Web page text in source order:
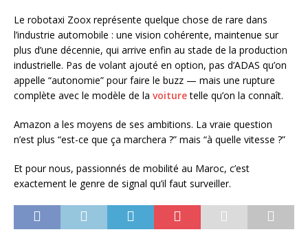
Le robotaxi Zoox représente quelque chose de rare dans
l’industrie automobile : une vision cohérente, maintenue sur
plus d’une décennie, qui arrive enfin au stade de la production
industrielle. Pas de volant ajouté en option, pas d’ADAS qu’on
appelle “autonomie” pour faire le buzz — mais une rupture
complète avec le modèle de la voituretelle qu’on la connaît.
Amazon a les moyens de ses ambitions. La vraie question
n’est plus “est-ce que ça marchera ?” mais “à quelle vitesse ?”
Et pour nous, passionnés de mobilité au Maroc, c’est
exactement le genre de signal qu’il faut surveiller.